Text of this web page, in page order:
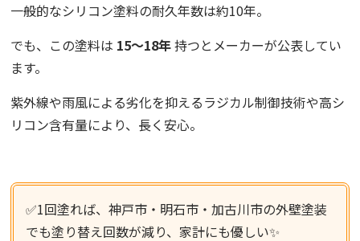
一般的なシリコン塗料の耐久年数は約10年。
でも、この塗料は 15〜18年持つとメーカーが公表してい
ます。
紫外線や雨風による劣化を抑えるラジカル制御技術や高シ
リコン含有量により、長く安心。
✅1回塗れば、神戸市・明石市・加古川市の外壁塗装
でも塗り替え回数が減り、家計にも優しい✨